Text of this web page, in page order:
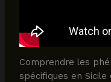
Comprendre les
spécifiques en Sicile